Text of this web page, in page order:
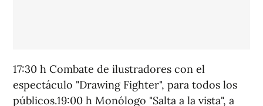
17:30 h Combate de ilustradores con el
espectáculo "Drawing Fighter", para todos los
públicos.19:00 h Monólogo "Salta a la vista", a